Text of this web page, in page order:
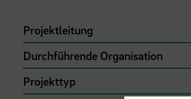
Projektleitung
Durchführende Organisation
Projekttyp